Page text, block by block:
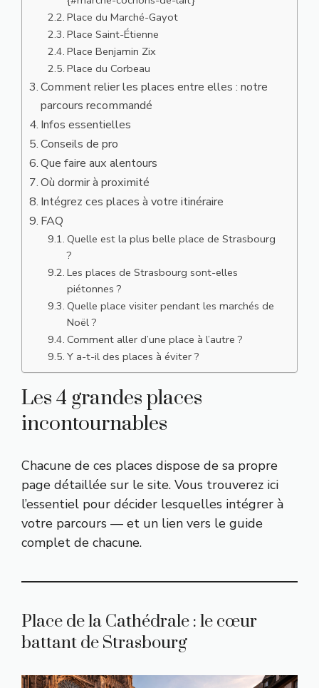
Place du Marché-Gayot
Place Saint-Étienne
Place Benjamin Zix
Place du Corbeau
Comment relier les places entre elles : notre
parcours recommandé
Infos essentielles
Conseils de pro
Que faire aux alentours
Où dormir à proximité
Intégrez ces places à votre itinéraire
FAQ
Quelle est la plus belle place de Strasbourg
?
Les places de Strasbourg sont-elles
piétonnes ?
Quelle place visiter pendant les marchés de
Noël ?
Comment aller d’une place à l’autre ?
Y a-t-il des places à éviter ?
Les 4 grandes places
incontournables
Chacune de ces places dispose de sa propre
page détaillée sur le site. Vous trouverez ici
l’essentiel pour décider lesquelles intégrer à
votre parcours — et un lien vers le guide
complet de chacune.
Place de la Cathédrale : le cœur
battant de Strasbourg